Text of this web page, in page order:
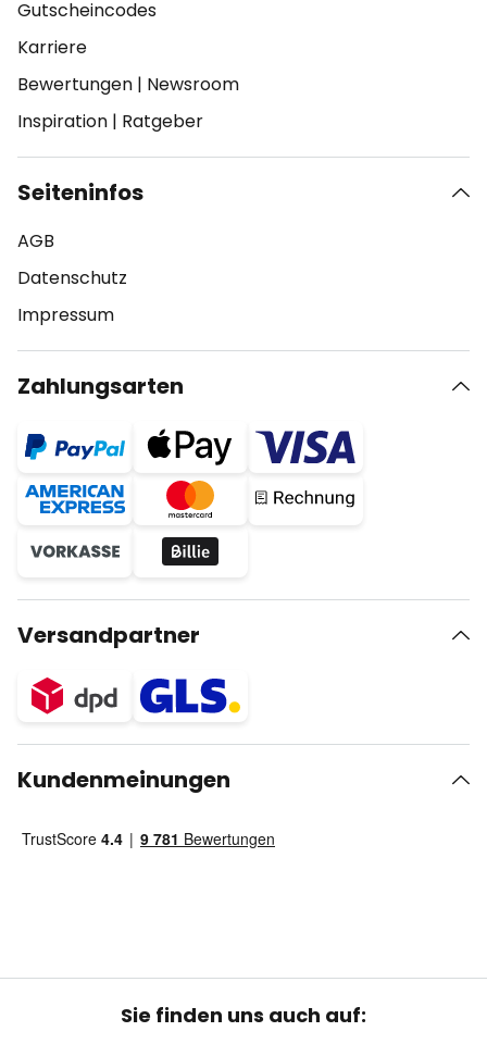
Gutscheincodes
Karriere
Bewertungen | Newsroom
Inspiration | Ratgeber
Seiteninfos
AGB
Datenschutz
Impressum
Zahlungsarten
Versandpartner
Kundenmeinungen
Sie finden uns auch auf: